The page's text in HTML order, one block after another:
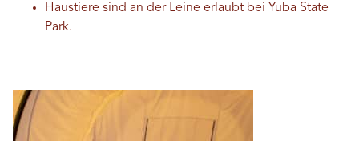
Haustiere sind an der Leine erlaubt bei Yuba State
Park.